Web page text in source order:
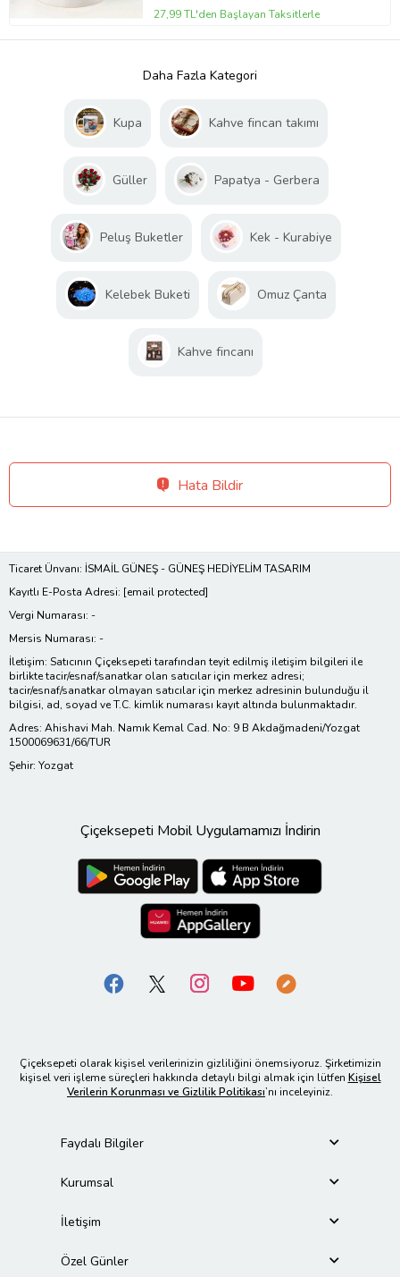
27,99 TL'den Başlayan Taksitlerle
Daha Fazla Kategori
Kupa Kahve fincan takımı
Güller Papatya - Gerbera
Peluş Buketler Kek - Kurabiye
Kelebek Buketi Omuz Çanta
Kahve fincanı
Hata Bildir
Ticaret Ünvanı: İSMAİL GÜNEŞ - GÜNEŞ HEDİYELİM TASARIM
Kayıtlı E-Posta Adresi: [email protected]
Vergi Numarası: -
Mersis Numarası: -
İletişim: Satıcının Çiçeksepeti tarafından teyit edilmiş iletişim bilgileri ile
birlikte tacir/esnaf/sanatkar olan satıcılar için merkez adresi;
tacir/esnaf/sanatkar olmayan satıcılar için merkez adresinin bulunduğu il
bilgisi, ad, soyad ve T.C. kimlik numarası kayıt altında bulunmaktadır.
Adres: Ahishavi Mah. Namık Kemal Cad. No: 9 B Akdağmadeni/Yozgat
1500069631/66/TUR
Şehir: Yozgat
Çiçeksepeti Mobil Uygulamamızı İndirin
Çiçeksepeti olarak kişisel verilerinizin gizliliğini önemsiyoruz. Şirketimizin
kişisel veri işleme süreçleri hakkında detaylı bilgi almak için lütfen Kişisel
Verilerin Korunması ve Gizlilik Politikası’nı inceleyiniz.
Faydalı Bilgiler
Kurumsal
İletişim
Özel Günler